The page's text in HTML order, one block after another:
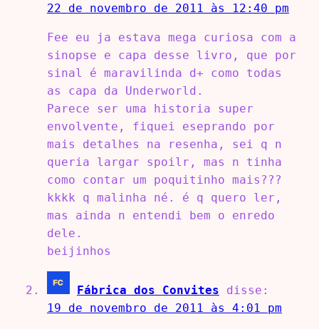
22 de novembro de 2011 às 12:40 pm
Fee eu ja estava mega curiosa com a
sinopse e capa desse livro, que por
sinal é maravilinda d+ como todas
as capa da Underworld.
Parece ser uma historia super
envolvente, fiquei eseprando por
mais detalhes na resenha, sei q n
queria largar spoilr, mas n tinha
como contar um poquitinho mais???
kkkk q malinha né. é q quero ler,
mas ainda n entendi bem o enredo
dele.
beijinhos
Fábrica dos Convites
disse:
19 de novembro de 2011 às 4:01 pm